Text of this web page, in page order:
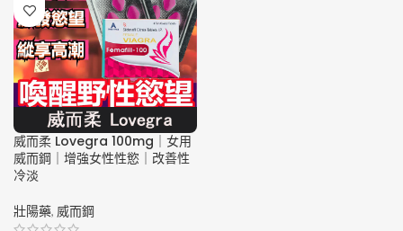
威而柔 Lovegra 100mg｜女用
威而鋼｜增強女性性慾｜改善性
冷淡
壯陽藥, 威而鋼